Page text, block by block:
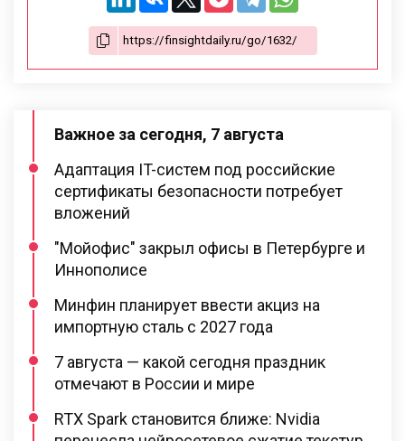
Важное за сегодня, 7 августа
Адаптация IT-систем под российские
сертификаты безопасности потребует
вложений
"Мойофис" закрыл офисы в Петербурге и
Иннополисе
Минфин планирует ввести акциз на
импортную сталь с 2027 года
7 августа — какой сегодня праздник
отмечают в России и мире
RTX Spark становится ближе: Nvidia